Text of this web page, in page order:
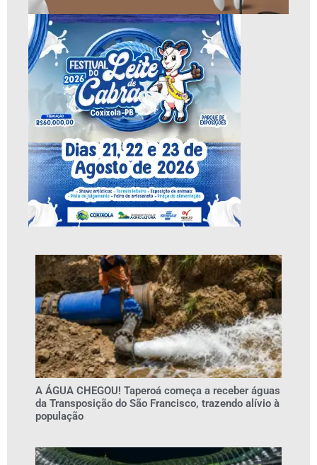
A ÁGUA CHEGOU! Taperoá começa a receber águas
da Transposição do São Francisco, trazendo alívio à
população